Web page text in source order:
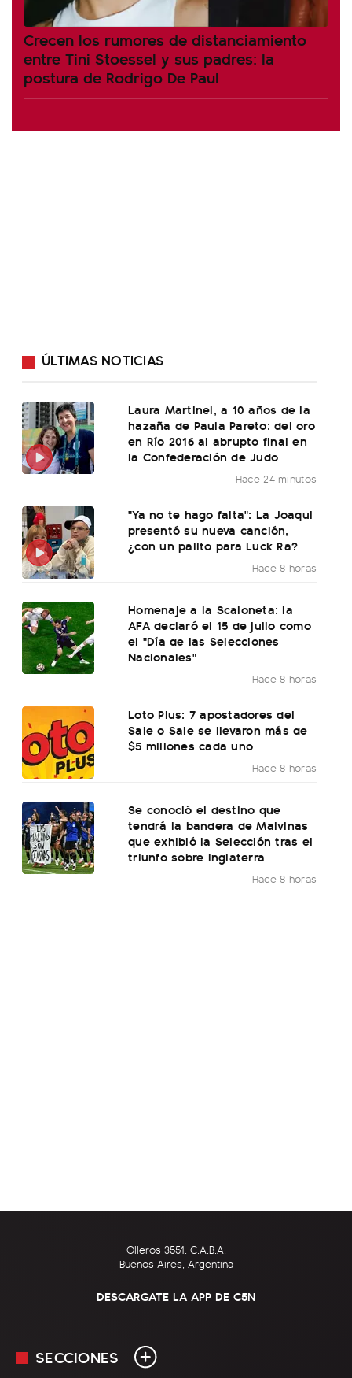
Crecen los rumores de distanciamiento
entre Tini Stoessel y sus padres: la
postura de Rodrigo De Paul
ÚLTIMAS NOTICIAS
Laura Martinel, a 10 años de la
hazaña de Paula Pareto: del oro
en Río 2016 al abrupto final en
la Confederación de Judo
Hace 24 minutos
"Ya no te hago falta": La Joaqui
presentó su nueva canción,
¿con un palito para Luck Ra?
Hace 8 horas
Homenaje a la Scaloneta: la
AFA declaró el 15 de julio como
el "Día de las Selecciones
Nacionales"
Hace 8 horas
Loto Plus: 7 apostadores del
Sale o Sale se llevaron más de
$5 millones cada uno
Hace 8 horas
Se conoció el destino que
tendrá la bandera de Malvinas
que exhibió la Selección tras el
triunfo sobre Inglaterra
Hace 8 horas
Olleros 3551, C.A.B.A.
Buenos Aires, Argentina
DESCARGATE LA APP DE C5N
SECCIONES